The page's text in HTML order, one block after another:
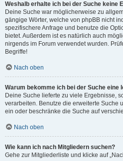
Weshalb erhalte ich bei der Suche keine
Deine Suche war möglicherweise zu
gängige Wörter, welche von phpBB nicht
spezifischere Anfrage und benutze die
bietet. Außerdem ist es natürlich auch
nirgends im Forum verwendet wurden.
Begriffe!
Nach oben
Warum bekomme ich bei der Suche eine
Deine Suche lieferte zu viele Ergebnisse,
verarbeiten. Benutze die erweiterte Suche
ein oder beschränke die Suche auf
Nach oben
Wie kann ich nach Mitgliedern suchen?
Gehe zur Mitgliederliste und klicke auf